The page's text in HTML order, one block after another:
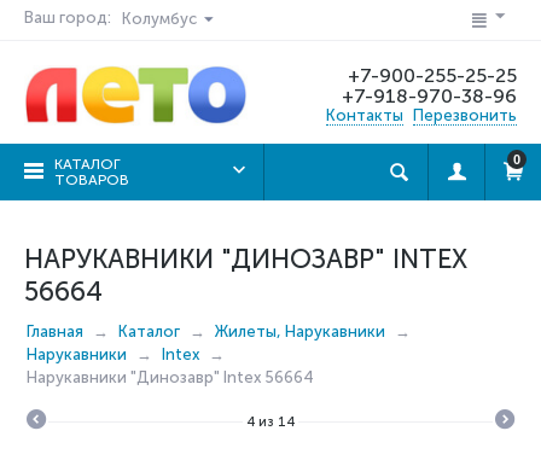
Ваш город: Колумбус
+7-900-255-25-25
+7-918-970-38-96
Контакты Перезвонить
КАТАЛОГ
ТОВАРОВ
0
НАРУКАВНИКИ "ДИНОЗАВР" INTEX
56664
Главная Каталог
Жилеты, Нарукавники
Нарукавники
Intex
Нарукавники "Динозавр" Intex 56664
4 из 14